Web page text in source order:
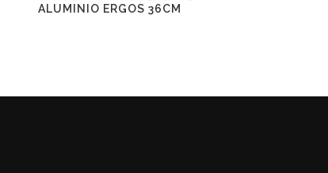
ALUMINIO ERGOS 36CM